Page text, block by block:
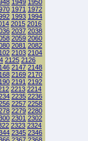
1949 1950
1971 1972
1993 1994
2015 2016
2037 2038
2059 2060
2081 2082
2103 2104
2125 2126
2147 2148
2169 2170
2191 2192
2213 2214
2235 2236
2257 2258
2279 2280
2301 2302
2323 2324
2345 2346